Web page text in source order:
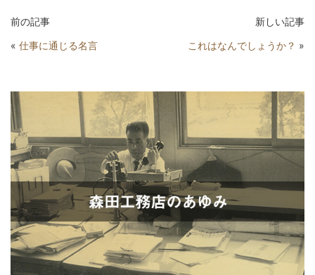
前の記事
« 仕事に通じる名言
新しい記事
これはなんでしょうか？ »